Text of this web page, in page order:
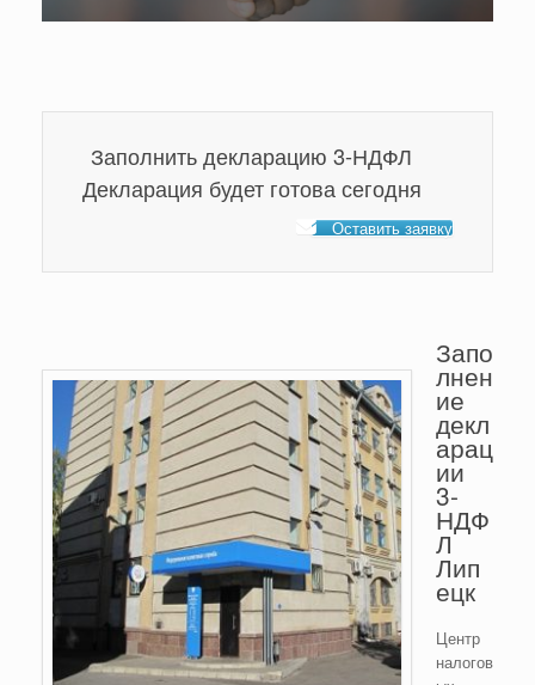
Заполнить декларацию 3-НДФЛ
Декларация будет готова сегодня
Оставить заявку
Запо
лнен
ие
декл
арац
ии
3-
НДФ
Л
Лип
ецк
Центр
налогов